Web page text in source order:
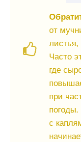
от
листья,
Часто
где
при
с